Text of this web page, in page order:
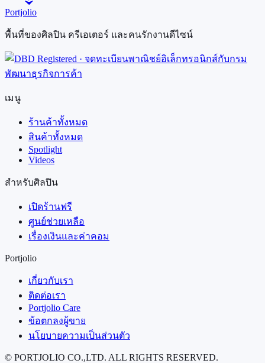
Portjolio
พื้นที่ของศิลปิน ครีเอเตอร์ และคนรักงานดีไซน์
เมนู
ร้านค้าทั้งหมด
สินค้าทั้งหมด
Spotlight
Videos
สำหรับศิลปิน
เปิดร้านฟรี
ศูนย์ช่วยเหลือ
เรื่องเงินและค่าคอม
Portjolio
เกี่ยวกับเรา
ติดต่อเรา
Portjolio Care
ข้อตกลงผู้ขาย
นโยบายความเป็นส่วนตัว
© PORTJOLIO CO.,LTD. ALL RIGHTS RESERVED.